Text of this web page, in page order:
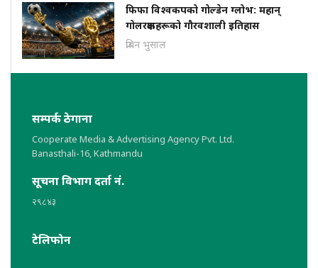
फिफा विश्वकपको गोल्डेन ग्लोभ: महान्
गोलरक्षकहरूको गौरवशाली इतिहास
प्रबिन भुसाल
सम्पर्क ठेगाना
Cooperate Media & Advertising Agency Pvt. Ltd.
Banasthali-16, Kathmandu
सूचना विभाग दर्ता नं.
२९८४३
टेलिफोन